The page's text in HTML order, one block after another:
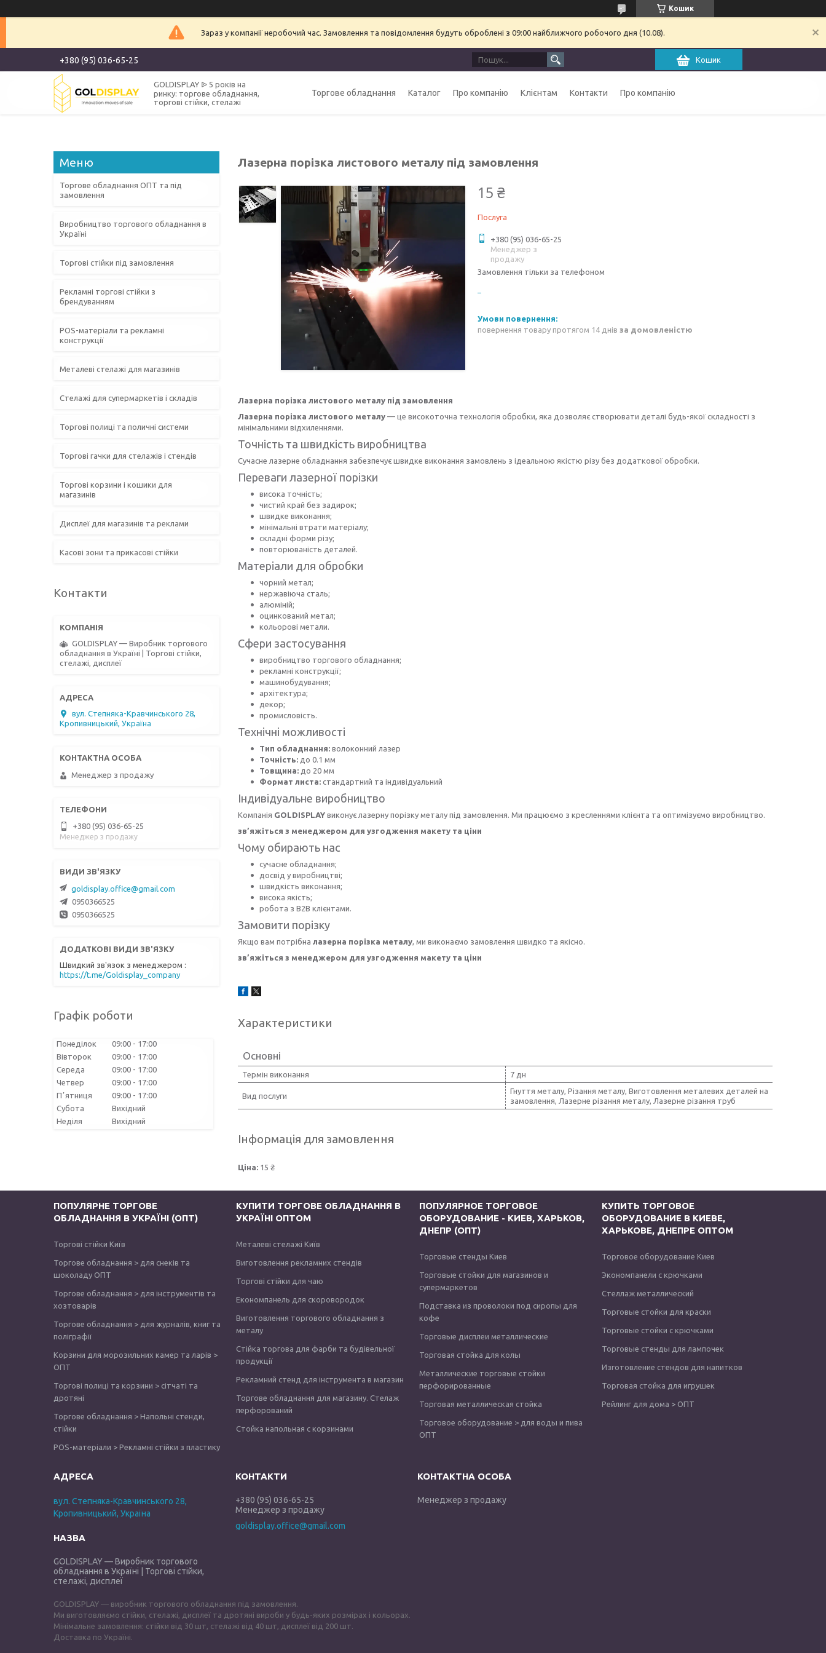
Кошик
Зараз у компанії неробочий час. Замовлення та повідомлення будуть оброблені з 09:00 найближчого робочого дня (10.08).
+380 (95) 036-65-25 Кошик
GOLDISPLAY ᐉ 5 років на
ринку: торгове обладнання,
торгові стійки, стелажі
Торгове обладнання Каталог Про компанію Клієнтам Контакти Про компанію
Лазерна порізка листового металу під замовлення
15 ₴
Послуга
+380 (95) 036-65-25
Менеджер з
продажу
Замовлення тільки за телефоном
повернення товару протягом 14 днів за домовленістю
Лазерна порізка листового металу під замовлення
Лазерна порізка листового металу — це високоточна технологія обробки, яка дозволяє створювати деталі будь-якої складності з
мінімальними відхиленнями.
Точність та швидкість виробництва
Сучасне лазерне обладнання забезпечує швидке виконання замовлень з ідеальною якістю різу без додаткової обробки.
Переваги лазерної порізки
висока точність;
чистий край без задирок;
швидке виконання;
мінімальні втрати матеріалу;
складні форми різу;
повторюваність деталей.
Матеріали для обробки
чорний метал;
нержавіюча сталь;
алюміній;
оцинкований метал;
кольорові метали.
Сфери застосування
виробництво торгового обладнання;
рекламні конструкції;
машинобудування;
архітектура;
декор;
промисловість.
Технічні можливості
Тип обладнання: волоконний лазер
Точність: до 0.1 мм
Товщина: до 20 мм
Формат листа: стандартний та індивідуальний
Індивідуальне виробництво
Компанія GOLDISPLAY виконує лазерну порізку металу під замовлення. Ми працюємо з кресленнями клієнта та оптимізуємо виробництво.
зв’яжіться з менеджером для узгодження макету та ціни
Чому обирають нас
сучасне обладнання;
досвід у виробництві;
швидкість виконання;
висока якість;
робота з B2B клієнтами.
Замовити порізку
Якщо вам потрібна лазерна порізка металу, ми виконаємо замовлення швидко та якісно.
зв’яжіться з менеджером для узгодження макету та ціни
Характеристики
Основні
Термін виконання 7 дн
Вид послуги
Гнуття металу, Різання металу, Виготовлення металевих деталей на
замовлення, Лазерне різання металу, Лазерне різання труб
Інформація для замовлення
Ціна: 15 ₴
Торгове обладнання ОПТ та під
замовлення
Виробництво торгового обладнання в
Україні
Торгові стійки під замовлення
Рекламні торгові стійки з
брендуванням
POS-матеріали та рекламні
конструкції
Металеві стелажі для магазинів
Стелажі для супермаркетів і складів
Торгові полиці та поличні системи
Торгові гачки для стелажів і стендів
Торгові корзини і кошики для
магазинів
Дисплеї для магазинів та реклами
Касові зони та прикасові стійки
Контакти
GOLDISPLAY — Виробник торгового
обладнання в Україні | Торгові стійки,
стелажі, дисплеї
вул. Степняка-Кравчинського 28,
Кропивницький, Україна
Менеджер з продажу
+380 (95) 036-65-25
Менеджер з продажу
goldisplay.office@gmail.com
0950366525
0950366525
Швидкий зв'язок з менеджером
https://t.me/Goldisplay_company
Графік роботи
Понеділок 09:00
17:00
Вівторок
09:00
17:00
Середа
09:00
17:00
Четвер
09:00
17:00
Пʼятниця
09:00
17:00
Субота
Вихідний
Неділя
Вихідний
ПОПУЛЯРНЕ ТОРГОВЕ
ОБЛАДНАННЯ В УКРАЇНІ (ОПТ)
Торгові стійки Київ
Торгове обладнання > для снеків та
шоколаду ОПТ
Торгове обладнання > для інструментів та
хозтоварів
Торгове обладнання > для журналів, книг та
поліграфії
Корзини для морозильних камер та ларів >
ОПТ
Торгові полиці та корзини > сітчаті та
дротяні
Торгове обладнання > Напольні стенди,
стійки
POS-матеріали > Рекламні стійки з пластику
КУПИТИ ТОРГОВЕ ОБЛАДНАННЯ В
УКРАЇНІ ОПТОМ
Металеві стелажі Київ
Виготовлення рекламних стендів
Торгові стійки для чаю
Економпанель для скоровородок
Виготовлення торгового обладнання з
металу
Стійка торгова для фарби та будівельної
продукції
Рекламний стенд для інструмента в магазин
Торгове обладнання для магазину. Стелаж
перфорований
Стойка напольная с корзинами
ПОПУЛЯРНОЕ ТОРГОВОЕ
ОБОРУДОВАНИЕ - КИЕВ, ХАРЬКОВ,
ДНЕПР (ОПТ)
Торговые стенды Киев
Торговые стойки для магазинов и
супермаркетов
Подставка из проволоки под сиропы для
кофе
Торговые дисплеи металлические
Торговая стойка для колы
Металлические торговые стойки
перфорированные
Торговая металлическая стойка
Торговое оборудование > для воды и пива
ОПТ
КУПИТЬ ТОРГОВОЕ
ОБОРУДОВАНИЕ В КИЕВЕ,
ХАРЬКОВЕ, ДНЕПРЕ ОПТОМ
Торговое оборудование Киев
Экономпанели с крючками
Стеллаж металлический
Торговые стойки для краски
Торговые стойки с крючками
Торговые стенды для лампочек
Изготовление стендов для напитков
Торговая стойка для игрушек
Рейлинг для дома > ОПТ
вул. Степняка-Кравчинського 28,
Кропивницький, Україна
GOLDISPLAY — Виробник торгового
обладнання в Україні | Торгові стійки,
стелажі, дисплеї
+380 (95) 036-65-25
Менеджер з продажу
goldisplay.office@gmail.com
Менеджер з продажу
GOLDISPLAY — виробник торгового обладнання під замовлення.
Ми виготовляємо стійки, стелажі, дисплеї та дротяні вироби у будь-яких розмірах і кольорах.
Мінімальне замовлення: стійки від 30 шт, стелажі від 40 шт, дисплеї від 200 шт.
Доставка по Україні.